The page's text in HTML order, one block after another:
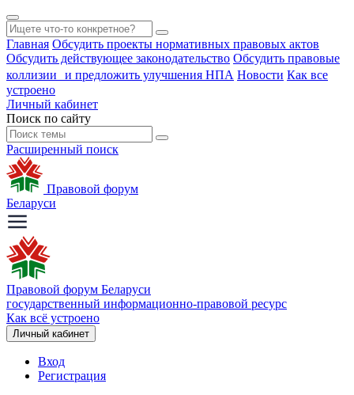
Главная Обсудить проекты нормативных правовых актов
Обсудить действующее законодательство Обсудить правовые
коллизии и предложить улучшения НПА Новости Как все
устроено
Личный кабинет
Поиск по сайту
Расширенный поиск
Правовой форум
Беларуси
Правовой форум Беларуси
государственный информационно-правовой ресурс
Как всё устроено
Личный кабинет
Вход
Регистрация